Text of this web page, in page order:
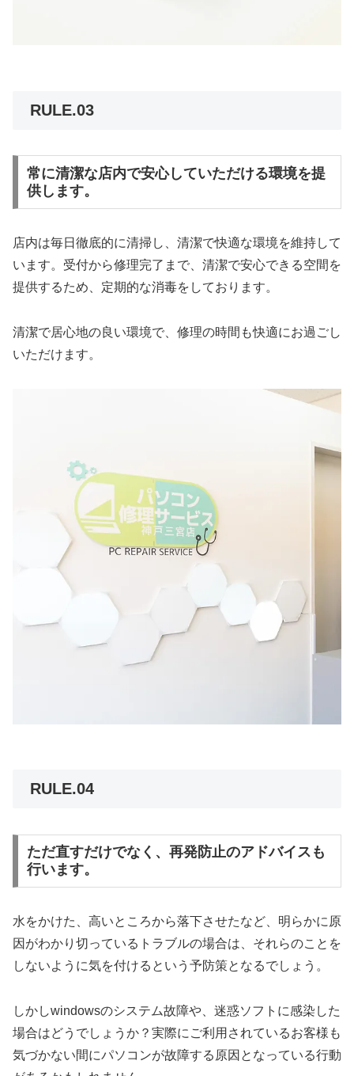
RULE.03
常に清潔な店内で安心していただける環境を提
供します。
店内は毎日徹底的に清掃し、清潔で快適な環境を維持して
います。受付から修理完了まで、清潔で安心できる空間を
提供するため、定期的な消毒をしております。
清潔で居心地の良い環境で、修理の時間も快適にお過ごし
いただけます。
RULE.04
ただ直すだけでなく、再発防止のアドバイスも
行います。
水をかけた、高いところから落下させたなど、明らかに原
因がわかり切っているトラブルの場合は、それらのことを
しないように気を付けるという予防策となるでしょう。
しかしwindowsのシステム故障や、迷惑ソフトに感染した
場合はどうでしょうか？実際にご利用されているお客様も
気づかない間にパソコンが故障する原因となっている行動